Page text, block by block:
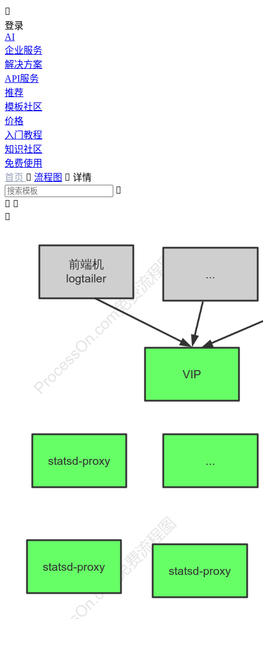

登录
AI
企业服务
解决方案
API服务
推荐
模板社区
价格
入门教程
知识社区
免费使用
首页  流程图  详情

 
